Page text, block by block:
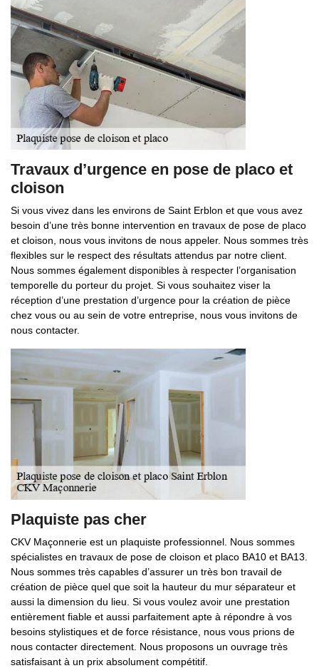
Travaux d’urgence en pose de placo et
cloison
Si vous vivez dans les environs de Saint Erblon et que vous avez
besoin d’une très bonne intervention en travaux de pose de placo
et cloison, nous vous invitons de nous appeler. Nous sommes très
flexibles sur le respect des résultats attendus par notre client.
Nous sommes également disponibles à respecter l’organisation
temporelle du porteur du projet. Si vous souhaitez viser la
réception d’une prestation d’urgence pour la création de pièce
chez vous ou au sein de votre entreprise, nous vous invitons de
nous contacter.
Plaquiste pas cher
CKV Maçonnerie est un plaquiste professionnel. Nous sommes
spécialistes en travaux de pose de cloison et placo BA10 et BA13.
Nous sommes très capables d’assurer un très bon travail de
création de pièce quel que soit la hauteur du mur séparateur et
aussi la dimension du lieu. Si vous voulez avoir une prestation
entièrement fiable et aussi parfaitement apte à répondre à vos
besoins stylistiques et de force résistance, nous vous prions de
nous contacter directement. Nous proposons un ouvrage très
satisfaisant à un prix absolument compétitif.